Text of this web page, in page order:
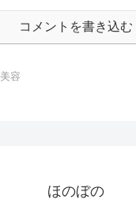
コメントを書き込む
美容
ほのぼの